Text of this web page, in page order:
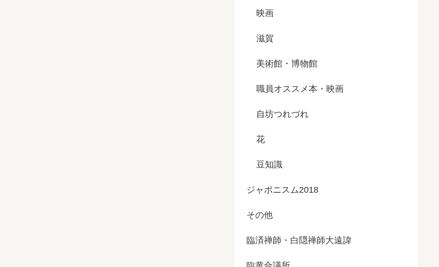
映画
滋賀
美術館・博物館
職員オススメ本・映画
自坊つれづれ
花
豆知識
ジャポニスム2018
その他
臨済禅師・白隠禅師大遠諱